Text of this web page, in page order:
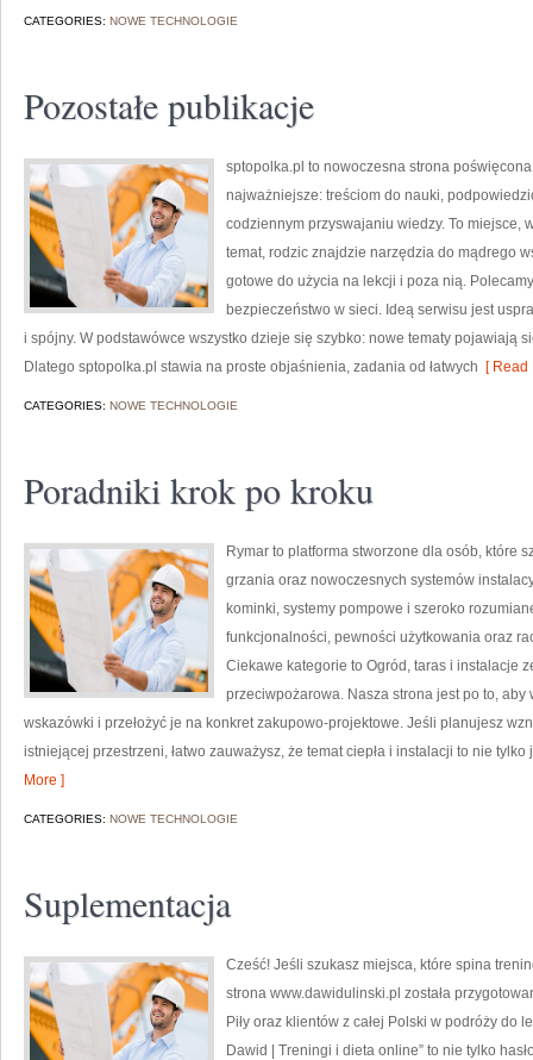
CATEGORIES: NOWE TECHNOLOGIE
Pozostałe publikacje
sptopolka.pl to nowoczesna strona
najważniejsze: treściom do nauki,
codziennym przyswajaniu wiedzy. To miejsce,
temat, rodzic znajdzie narzędzia do mądrego
gotowe do użycia na lekcji i poza nią.
bezpieczeństwo w sieci. Ideą serwisu jest
i spójny. W podstawówce wszystko dzieje się szybko: nowe tematy pojawiają
Dlatego sptopolka.pl stawia na proste objaśnienia, zadania od łatwych [ Read
CATEGORIES: NOWE TECHNOLOGIE
Poradniki krok po kroku
Rymar to platforma stworzone dla osób, które
grzania oraz nowoczesnych systemów
kominki, systemy pompowe i szeroko
funkcjonalności, pewności użytkowania oraz
Ciekawe kategorie to Ogród, taras i instalacje
przeciwpożarowa. Nasza strona jest po to,
wskazówki i przełożyć je na konkret zakupowo-projektowe. Jeśli planujesz
istniejącej przestrzeni, łatwo zauważysz, że temat ciepła i instalacji to nie
More ]
CATEGORIES: NOWE TECHNOLOGIE
Suplementacja
Cześć! Jeśli szukasz miejsca, które spina
strona www.dawidulinski.pl została
Piły oraz klientów z całej Polski w podróży do
Dawid | Treningi i dieta online” to nie tylko